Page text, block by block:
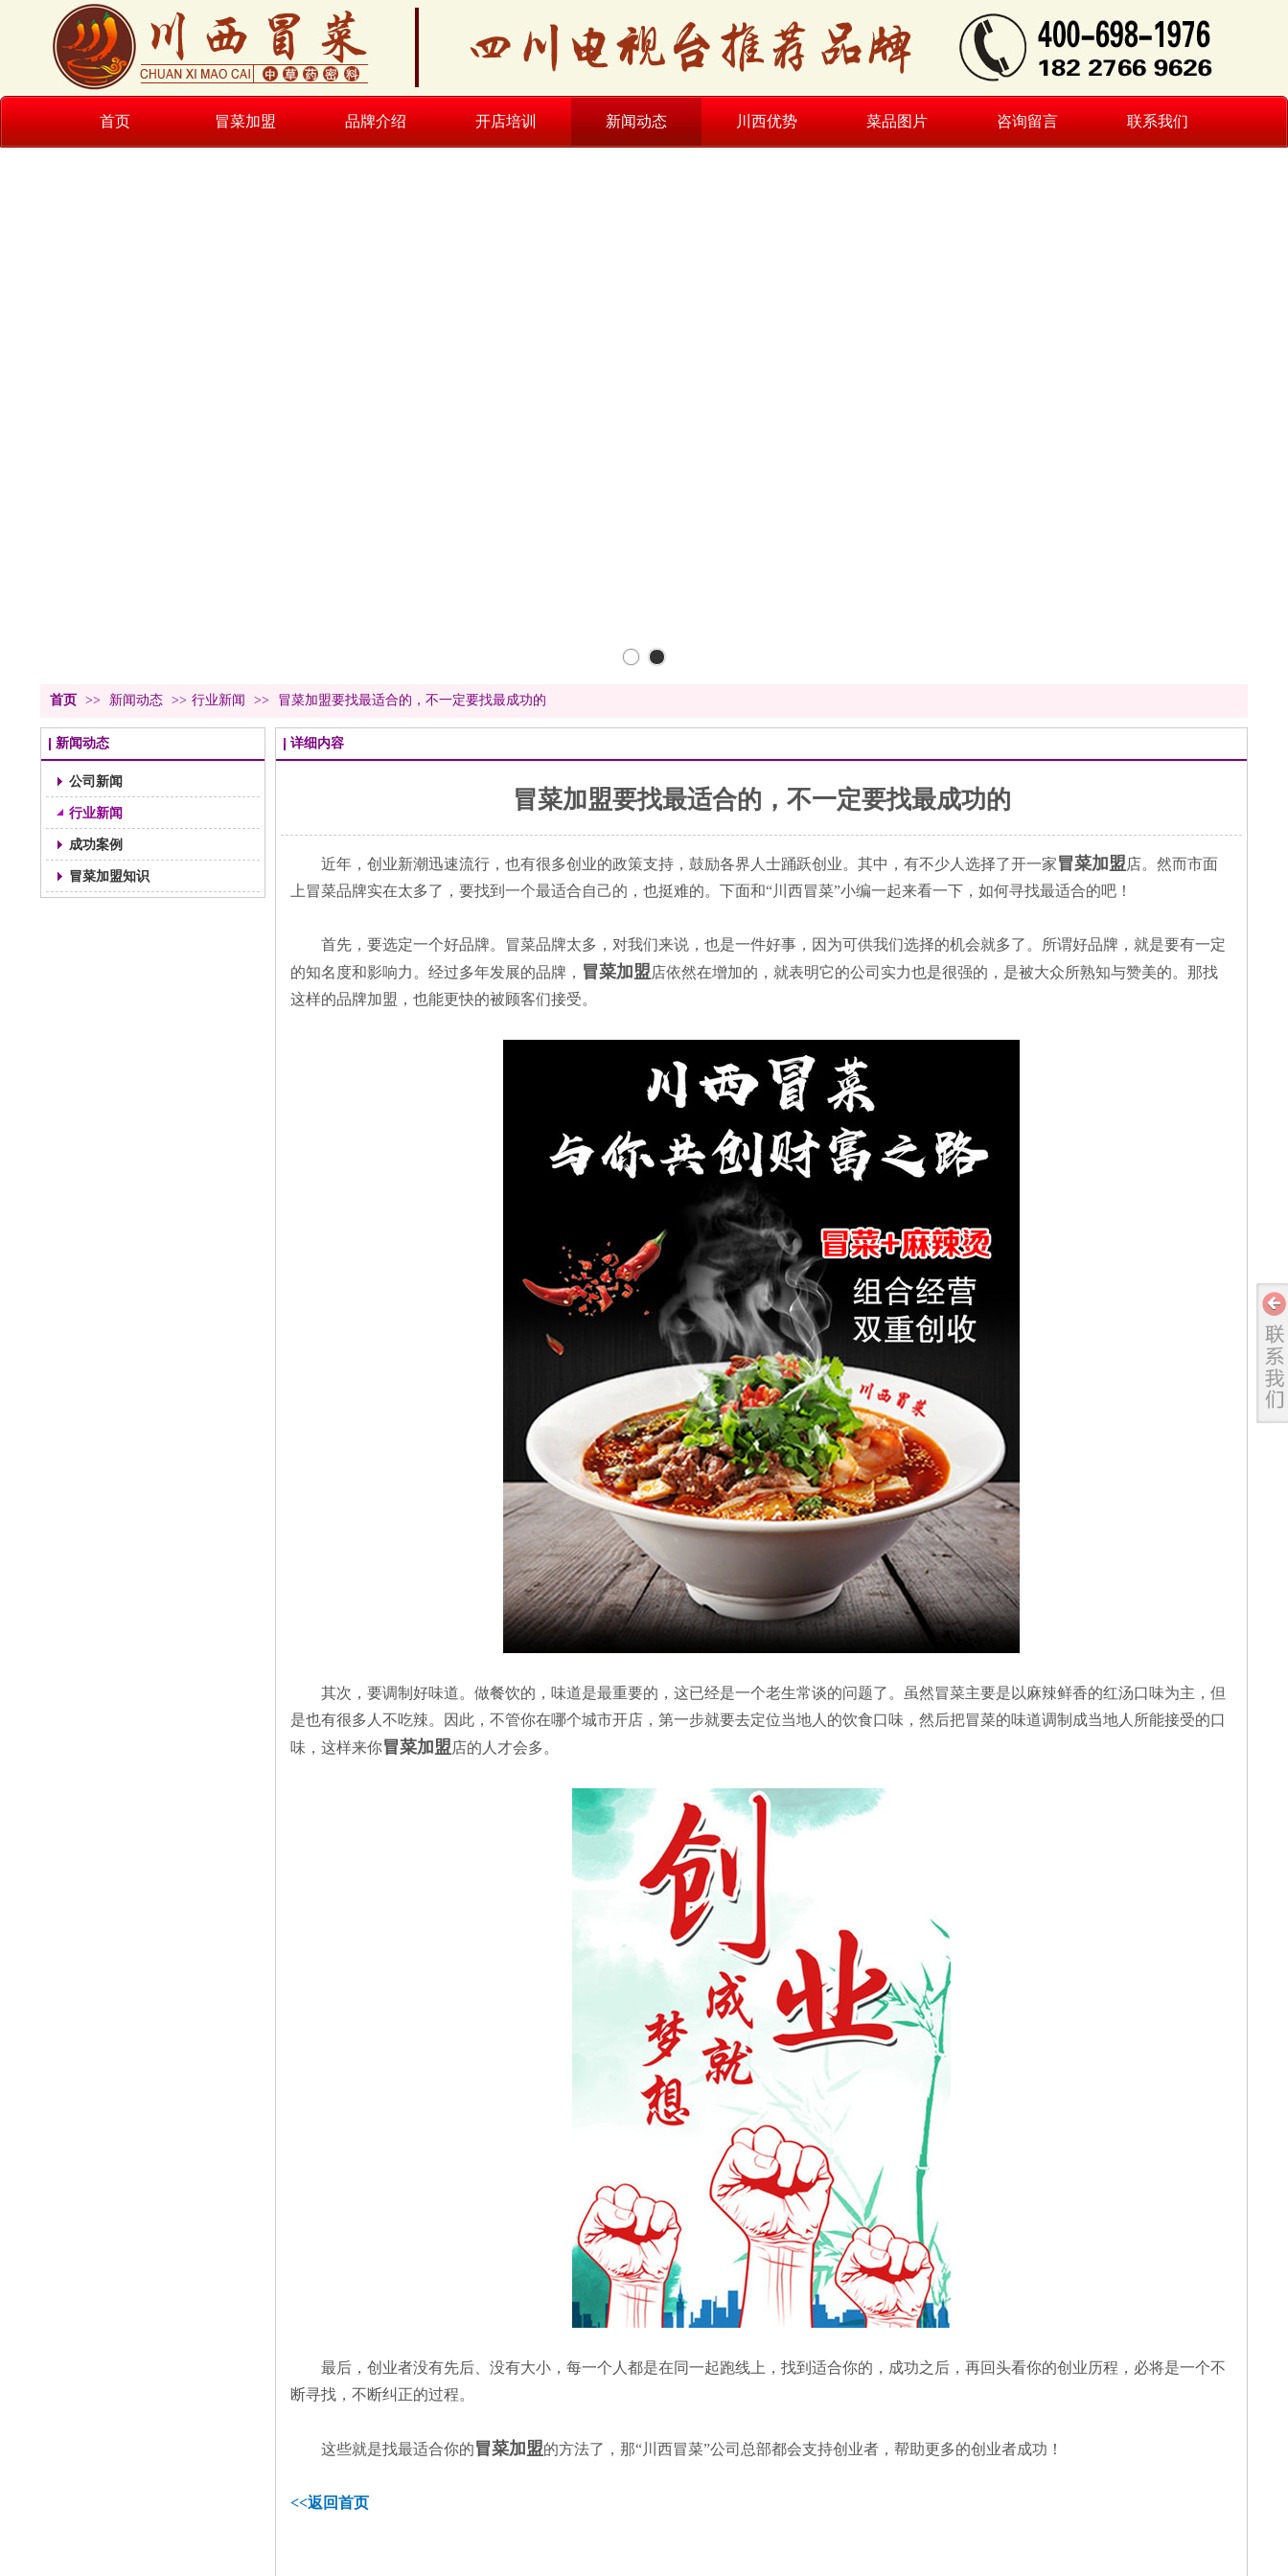
首页 冒菜加盟 品牌介绍 开店培训 新闻动态 川西优势 菜品图片 咨询留言 联系我们
首页 >> 新闻动态 >> 行业新闻 >> 冒菜加盟要找最适合的，不一定要找最成功的
新闻动态
公司新闻
行业新闻
成功案例
冒菜加盟知识
详细内容
冒菜加盟要找最适合的，不一定要找最成功的
近年，创业新潮迅速流行，也有很多创业的政策支持，鼓励各界人士踊跃创业。其中，有不少人选择了开一家冒菜加盟店。然而市面
上冒菜品牌实在太多了，要找到一个最适合自己的，也挺难的。下面和“川西冒菜”小编一起来看一下，如何寻找最适合的吧！
首先，要选定一个好品牌。冒菜品牌太多，对我们来说，也是一件好事，因为可供我们选择的机会就多了。所谓好品牌，就是要有一定
的知名度和影响力。经过多年发展的品牌， 冒菜加盟店依然在增加的，就表明它的公司实力也是很强的，是被大众所熟知与赞美的。那找
这样的品牌加盟，也能更快的被顾客们接受。
其次，要调制好味道。做餐饮的，味道是最重要的，这已经是一个老生常谈的问题了。虽然冒菜主要是以麻辣鲜香的红汤口味为主，但
是也有很多人不吃辣。因此，不管你在哪个城市开店，第一步就要去定位当地人的饮食口味，然后把冒菜的味道调制成当地人所能接受的口
味，这样来你冒菜加盟店的人才会多。
最后，创业者没有先后、没有大小，每一个人都是在同一起跑线上，找到适合你的，成功之后，再回头看你的创业历程，必将是一个不
断寻找，不断纠正的过程。
这些就是找最适合你的冒菜加盟的方法了，那“川西冒菜”公司总部都会支持创业者，帮助更多的创业者成功！
<<返回首页